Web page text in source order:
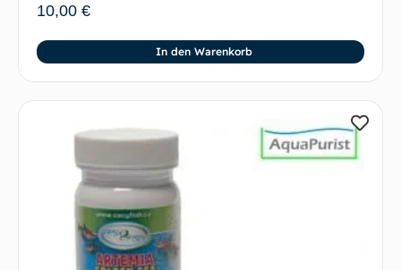
10,00 €
In den Warenkorb